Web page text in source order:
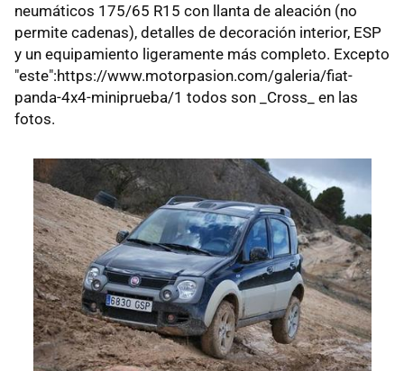
neumáticos 175/65 R15 con llanta de aleación (no
permite cadenas), detalles de decoración interior, ESP
y un equipamiento ligeramente más completo. Excepto
"este":https://www.motorpasion.com/galeria/fiat-
panda-4x4-miniprueba/1 todos son _Cross_ en las
fotos.